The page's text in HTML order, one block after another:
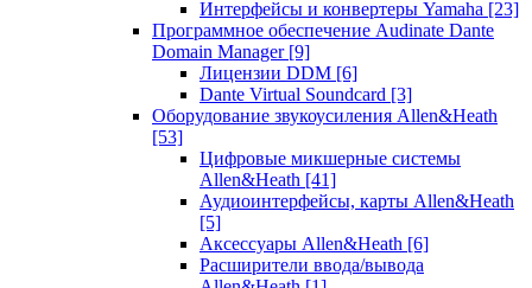
Интерфейсы и конвертеры Yamaha [23]
Программное обеспечение Audinate Dante
Domain Manager [9]
Лицензии DDM [6]
Dante Virtual Soundcard [3]
Оборудование звукоусиления Allen&Heath
[53]
Цифровые микшерные системы
Allen&Heath [41]
Аудиоинтерфейсы, карты Allen&Heath
[5]
Аксессуары Allen&Heath [6]
Расширители ввода/вывода